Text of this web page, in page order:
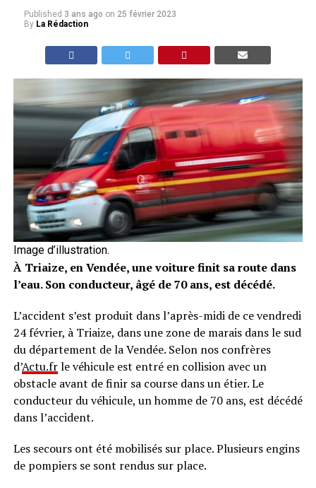
Published 3 ans ago on 25 février 2023
By La Rédaction
Image d’illustration.
À Triaize, en Vendée, une voiture finit sa route dans
l’eau. Son conducteur, âgé de 70 ans, est décédé.
L’accident s’est produit dans l’après-midi de ce vendredi
24 février, à Triaize, dans une zone de marais dans le sud
du département de la Vendée. Selon nos confrères
d’Actu.frle véhicule est entré en collision avec un
obstacle avant de finir sa course dans un étier. Le
conducteur du véhicule, un homme de 70 ans, est décédé
dans l’accident.
Les secours ont été mobilisés sur place. Plusieurs engins
de pompiers se sont rendus sur place.